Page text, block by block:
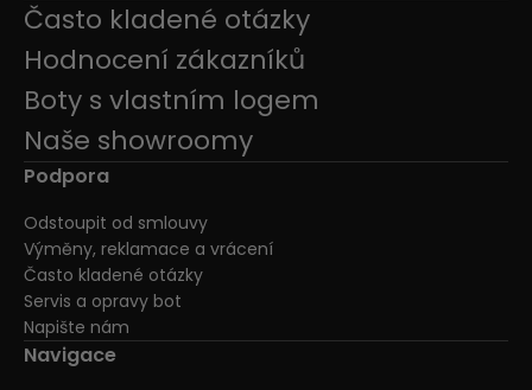
Často kladené otázky
Hodnocení zákazníků
Boty s vlastním logem
Naše showroomy
Podpora
Odstoupit od smlouvy
Výměny, reklamace a vrácení
Často kladené otázky
Servis a opravy bot
Napište nám
Navigace